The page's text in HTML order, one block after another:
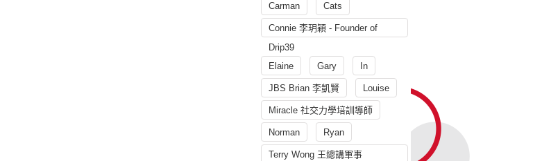
Carman Cats
Connie 李玥穎 - Founder of
Drip39
Elaine
Gary In
JBS Brian 李凱賢 Louise
Miracle 社交力學培訓導師
Norman Ryan
Terry Wong 王總講軍事